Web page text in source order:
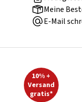
Meine
E-Mail
10% +
Versand
gratis*